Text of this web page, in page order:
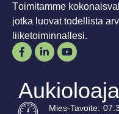
Toimitamme
jotka luovat todellista
liiketoiminnallesi.
Mies-Tavoite: